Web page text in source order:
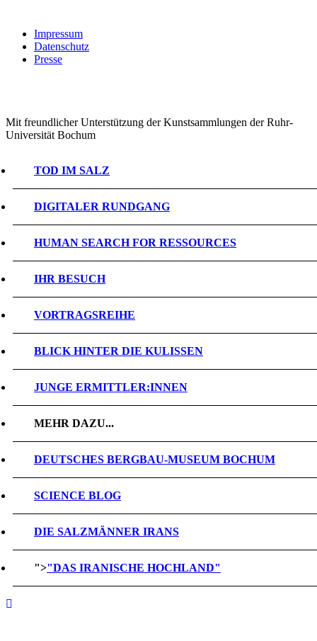
Impressum
Datenschutz
Presse
Mit freundlicher Unterstützung der Kunstsammlungen der Ruhr-
Universität Bochum
TOD IM SALZ
DIGITALER RUNDGANG
HUMAN SEARCH FOR RESSOURCES
IHR BESUCH
VORTRAGSREIHE
BLICK HINTER DIE KULISSEN
JUNGE ERMITTLER:INNEN
MEHR DAZU...
DEUTSCHES BERGBAU-MUSEUM BOCHUM
SCIENCE BLOG
DIE SALZMÄNNER IRANS
">"DAS IRANISCHE HOCHLAND"